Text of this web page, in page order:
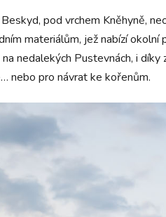
pod vrchem Kněhyně,
materiálům, jež nabízí
nedalekých Pustevnách, i
nebo pro návrat ke kořenům.